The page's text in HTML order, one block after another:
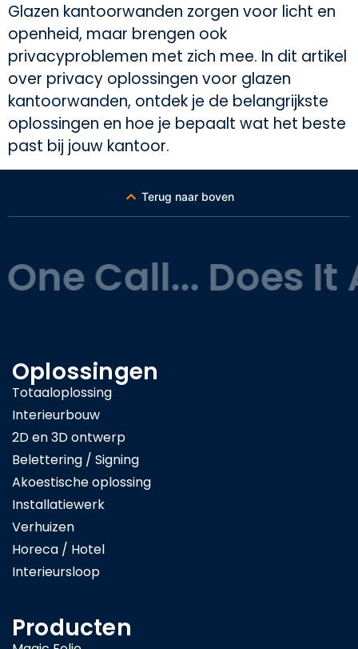
Glazen kantoorwanden zorgen voor licht en
openheid, maar brengen ook
privacyproblemen met zich mee. In dit artikel
over privacy oplossingen voor glazen
kantoorwanden, ontdek je de belangrijkste
oplossingen en hoe je bepaalt wat het beste
past bij jouw kantoor.
Terug naar boven
Call... Does It
Oplossingen
Totaaloplossing
Interieurbouw
2D en 3D ontwerp
Belettering / Signing
Akoestische oplossing
Installatiewerk
Verhuizen
Horeca / Hotel
Interieursloop
Producten